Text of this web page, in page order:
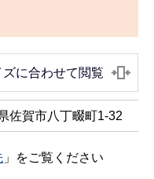
に合わせて閲覧
佐賀市八丁畷町1-32
」をご覧ください